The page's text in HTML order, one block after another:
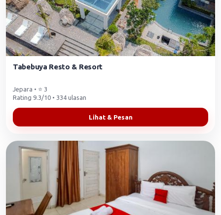
Tabebuya Resto & Resort
Jepara • ⭐ 3
Rating 9.3/10 • 334 ulasan
Lihat & Pesan